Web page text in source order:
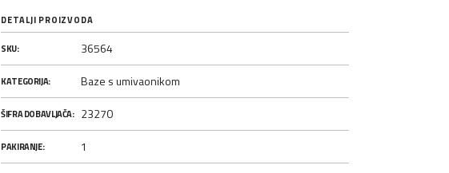
DETALJI PROIZVODA
SKU: 36564
KATEGORIJA: Baze s umivaonikom
ŠIFRA DOBAVLJAČA: 23270
PAKIRANJE: 1